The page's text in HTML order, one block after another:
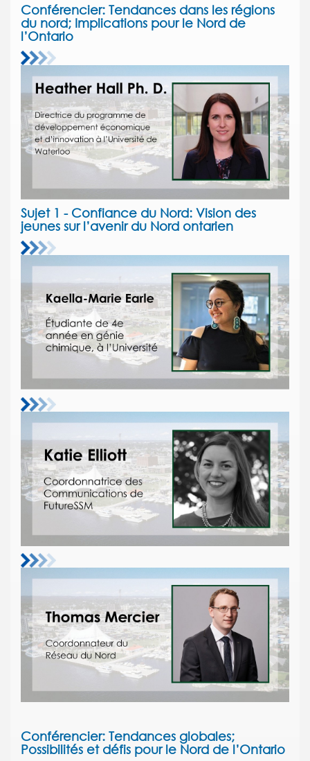
Conférencier: Tendances dans les régions
du nord; Implications pour le Nord de
l’Ontario
Sujet 1 - Confiance du Nord: Vision des
jeunes sur l’avenir du Nord ontarien
Conférencier: Tendances globales;
Possibilités et défis pour le Nord de l’Ontario